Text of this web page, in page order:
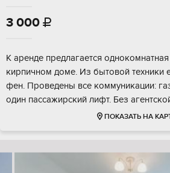
3 000 
К аренде предлагается
кирпичном доме. Из бытовой техники
фен. Проведены все коммуникации:
один пассажирский лифт. Без
ПОКАЗАТЬ НА